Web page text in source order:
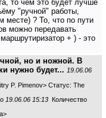
то чем это будет лучше
"ручной" работы,
месте) ? То, что по пути
можно передавать
+ ) - это
но и ножной. В
нужно будет... 19.06.06
P. Pimenov> Статус: The
19.06.06 15:13 Количество
>